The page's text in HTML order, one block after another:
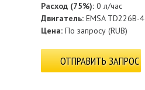
Расход (75%): 0 л/час
Двигатель: EMSA TD226B-4
Цена: По запросу (RUB)
ОТПРАВИТЬ ЗАПРОС